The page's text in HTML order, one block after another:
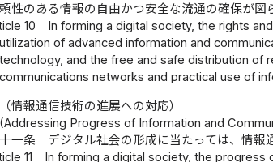
頼性のある情報の自由かつ安全な流通の確保が図
10
In forming a digital society, the rights
utilization of advanced information and
technology, and the free and safe distribution of
communications networks and practical use of
（情報通信技術の進展への対応）
(Addressing Progress of Information and
一条
デジタル社会の形成に当たっては、情報
11
In forming a digital society, the